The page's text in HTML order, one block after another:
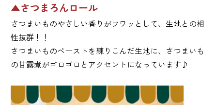
▲さつまろんロール
さつまいものやさしい香りがフワッとして、生地との相
性抜群！！
さつまいものペーストを練りこんだ生地に、さつまいも
の甘露煮がゴロゴロとアクセントになっています♪